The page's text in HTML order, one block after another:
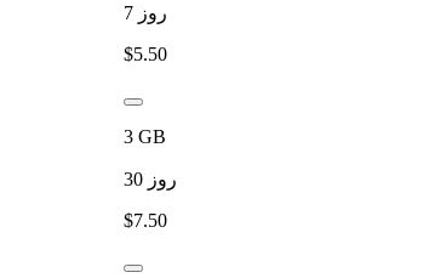
7 روز
$5.50
3 GB
30 روز
$7.50